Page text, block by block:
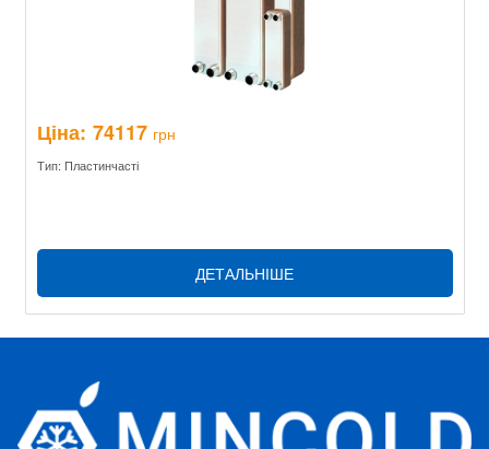
Ціна: 74117 грн
Тип: Пластинчасті
ДЕТАЛЬНІШЕ